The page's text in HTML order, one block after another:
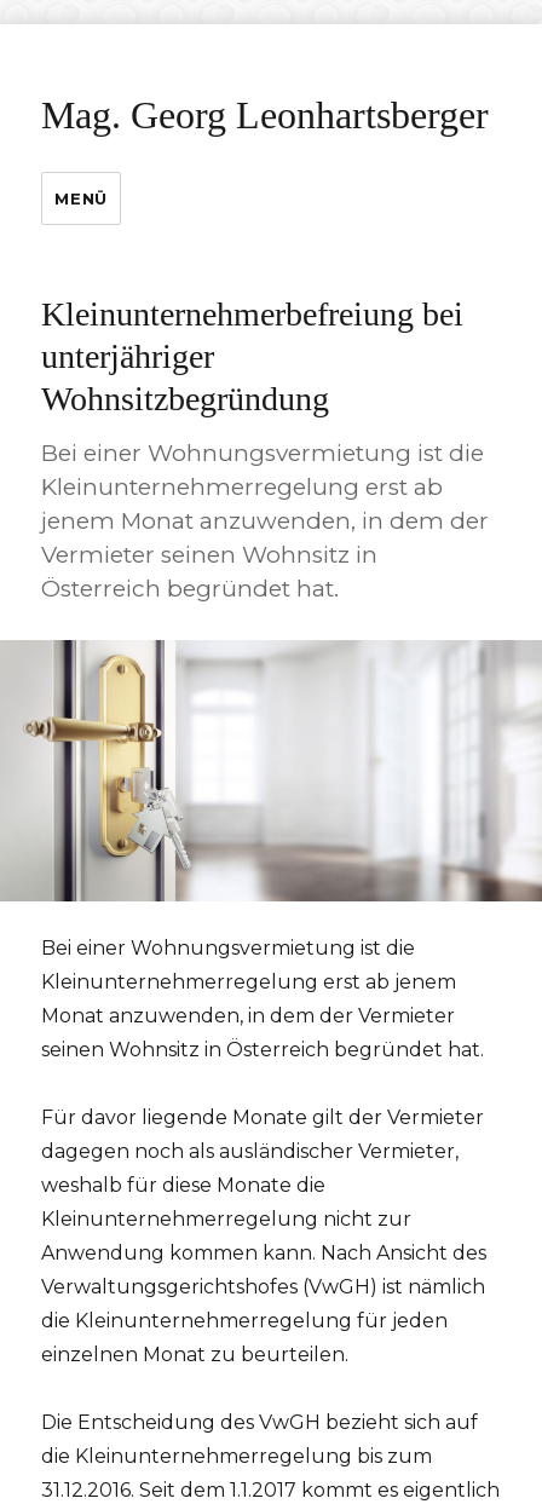
Mag. Georg Leonhartsberger
MENÜ
Kleinunternehmerbefreiung bei
unterjähriger
Wohnsitzbegründung
Bei einer Wohnungsvermietung ist die
Kleinunternehmerregelung erst ab
jenem Monat anzuwenden, in dem der
Vermieter seinen Wohnsitz in
Österreich begründet hat.
Bei einer Wohnungsvermietung ist die
Kleinunternehmerregelung erst ab jenem
Monat anzuwenden, in dem der Vermieter
seinen Wohnsitz in Österreich begründet hat.
Für davor liegende Monate gilt der Vermieter
dagegen noch als ausländischer Vermieter,
weshalb für diese Monate die
Kleinunternehmerregelung nicht zur
Anwendung kommen kann. Nach Ansicht des
Verwaltungsgerichtshofes (VwGH) ist nämlich
die Kleinunternehmerregelung für jeden
einzelnen Monat zu beurteilen.
Die Entscheidung des VwGH bezieht sich auf
die Kleinunternehmerregelung bis zum
31.12.2016. Seit dem 1.1.2017 kommt es eigentlich